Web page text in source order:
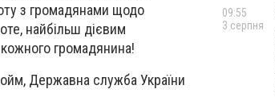
з громадянами щодо
найбільш дієвим
громадянина!
Державна служба України
09:55
3 серпня